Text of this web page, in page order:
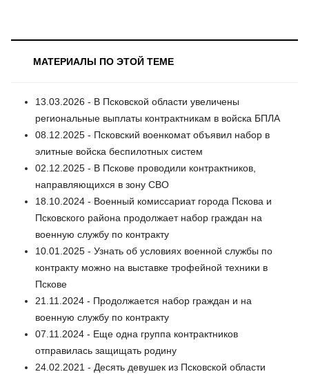
МАТЕРИАЛЫ ПО ЭТОЙ ТЕМЕ
13.03.2026 - В Псковской области увеличены
региональные выплаты контрактникам в войска БПЛА
08.12.2025 - Псковский военкомат объявил набор в
элитные войска беспилотных систем
02.12.2025 - В Пскове проводили контрактников,
направляющихся в зону СВО
18.10.2024 - Военный комиссариат города Пскова и
Псковского района продолжает набор граждан на
военную службу по контракту
10.01.2025 - Узнать об условиях военной службы по
контракту можно на выставке трофейной техники в
Пскове
21.11.2024 - Продолжается набор граждан и на
военную службу по контракту
07.11.2024 - Еще одна группа контрактников
отправилась защищать родину
24.02.2021 - Десять девушек из Псковской области